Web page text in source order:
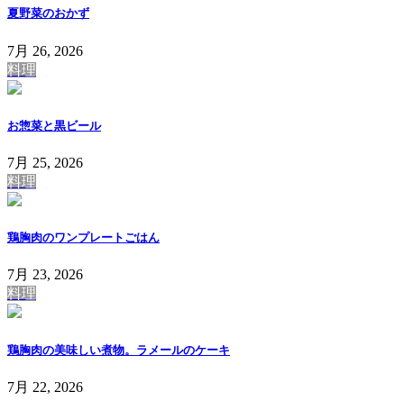
夏野菜のおかず
7月 26, 2026
料理
お惣菜と黒ビール
7月 25, 2026
料理
鶏胸肉のワンプレートごはん
7月 23, 2026
料理
鶏胸肉の美味しい煮物。ラメールのケーキ
7月 22, 2026